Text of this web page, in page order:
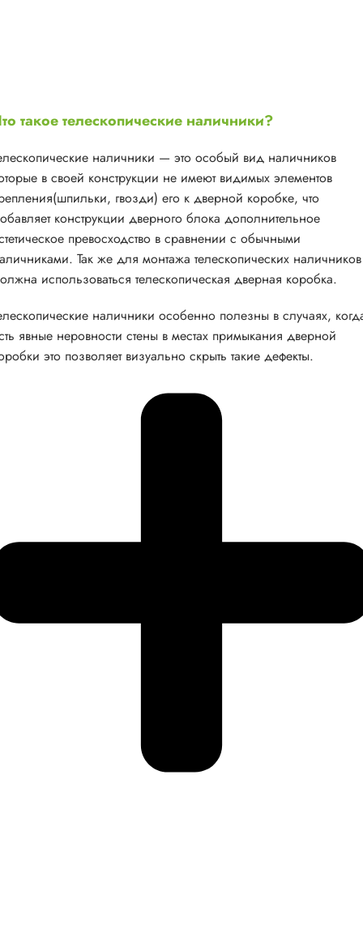
такое телескопические наличники?
наличники — это особый вид наличников
в своей конструкции не имеют видимых элементов
гвозди) его к дверной коробке, что
конструкции дверного блока дополнительное
превосходство в сравнении с обычными
Так же для монтажа телескопических наличников
использоваться телескопическая дверная коробка.
наличники особенно полезны в случаях,
явные неровности стены в местах примыкания дверной
это позволяет визуально скрыть такие дефекты.